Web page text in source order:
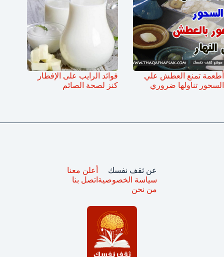
أطعمة تمنع العطش علي
السحور تناولها ضروري
فوائد الرايب على الإفطار
كنز لصحة الصائم
عن ثقف نفسك
سياسة الخصوصية
من نحن
أعلن معنا
اتصل بنا